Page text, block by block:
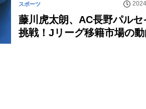
スポーツ
藤川虎太朗、AC長野パル
挑戦！Jリーグ移籍市場の動